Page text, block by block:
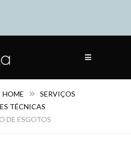
HOME
SERVIÇOS
TÉCNICAS
DE ESGOTOS